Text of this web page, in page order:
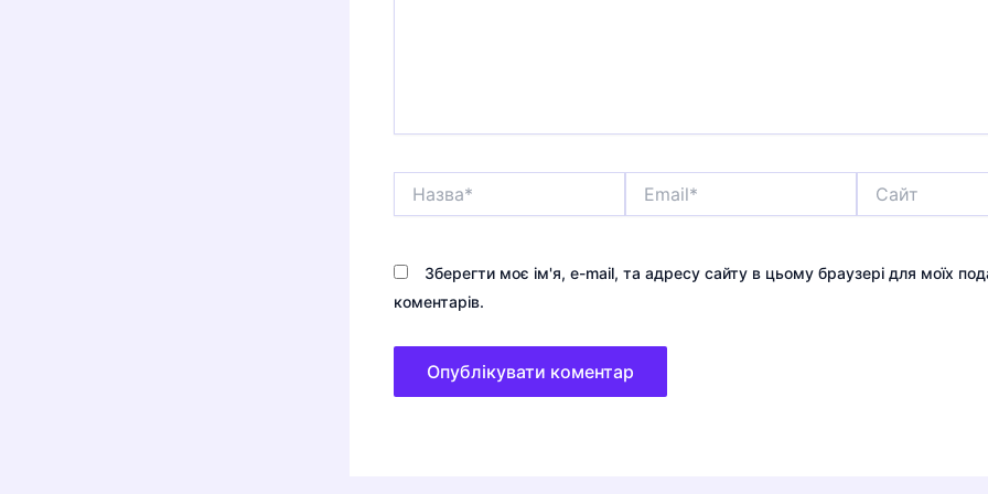
Зберегти моє ім'я, e-mail, та адресу сайту в цьому браузері для моїх
коментарів.